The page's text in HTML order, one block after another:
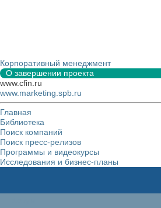
Корпоративный менеджмент
О завершении проекта
www.cfin.ru
www.marketing.spb.ru
Главная
Библиотека
Поиск компаний
Поиск пресс-релизов
Программы и видеокурсы
Исследования и бизнес-планы